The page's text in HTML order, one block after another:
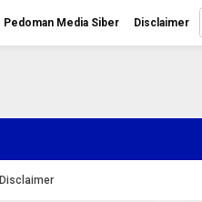
Pedoman Media Siber Disclaimer
Disclaimer